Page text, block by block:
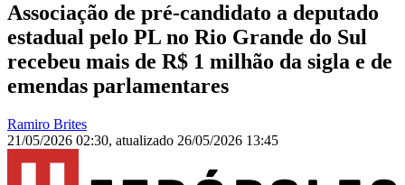
Associação de pré-candidato a deputado
estadual pelo PL no Rio Grande do Sul
recebeu mais de R$ 1 milhão da sigla e de
emendas parlamentares
Ramiro Brites
21/05/2026 02:30, atualizado 26/05/2026 13:45